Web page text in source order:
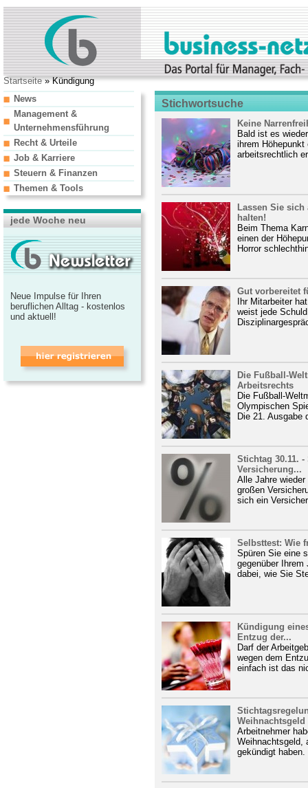
Startseite» Kündigung
Stichwortsuche
Keine
Bald ist es
ihrem Höhepunkt
arbeitsrechtlich
Lassen Sie
halten!
Beim Thema
einen der
Horror
Gut vorbereitet
Ihr Mitarbeiter
weist jede
Die Fußball-
Arbeitsrechts
Die Fußball-
Olympischen
Die 21. Ausgabe
Stichtag 30.11.
Versicherung...
Alle Jahre
großen
sich ein
Selbsttest: Wie
Spüren Sie eine
gegenüber
dabei, wie Sie
Kündigung
Entzug der...
Darf der
wegen dem
einfach ist das
Arbeitnehmer
Weihnachtsgeld,
gekündigt haben.
News
Management &
Unternehmensführung
Recht & Urteile
Job & Karriere
Steuern & Finanzen
Themen & Tools
jede Woche neu
Neue Impulse für Ihren
beruflichen Alltag - kostenlos
und aktuell!